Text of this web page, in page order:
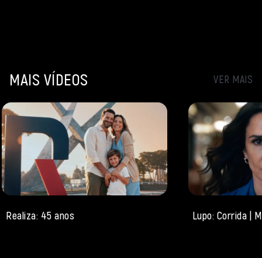
MAIS VÍDEOS VER MAIS
Realiza: 45 anos Lupo: Corrida |